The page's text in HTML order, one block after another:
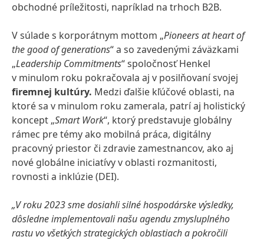
obchodné príležitosti, napríklad na trhoch B2B.
V súlade s korporátnym mottom „Pioneers at heart of
the good of generations“ a so zavedenými záväzkami
„Leadership Commitments“ spoločnosť Henkel
v minulom roku pokračovala aj v posilňovaní svojej
firemnej kultúry. Medzi ďalšie kľúčové oblasti, na
ktoré sa v minulom roku zamerala, patrí aj holistický
koncept „Smart Work“, ktorý predstavuje globálny
rámec pre témy ako mobilná práca, digitálny
pracovný priestor či zdravie zamestnancov, ako aj
nové globálne iniciatívy v oblasti rozmanitosti,
rovnosti a inklúzie (DEI).
„V roku 2023 sme dosiahli silné hospodárske výsledky,
dôsledne implementovali našu agendu zmysluplného
rastu vo všetkých strategických oblastiach a pokročili